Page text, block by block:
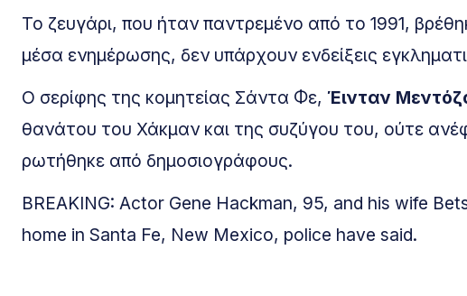
Το ζευγάρι, που ήταν παντρεμένο από το 1991,
μέσα ενημέρωσης, δεν υπάρχουν ενδείξεις
Ο σερίφης της κομητείας Σάντα Φε, Έινταν
θανάτου του Χάκμαν και της συζύγου του, ούτε
ρωτήθηκε από δημοσιογράφους.
BREAKING: Actor Gene Hackman, 95, and his wife
home in Santa Fe, New Mexico, police have said.